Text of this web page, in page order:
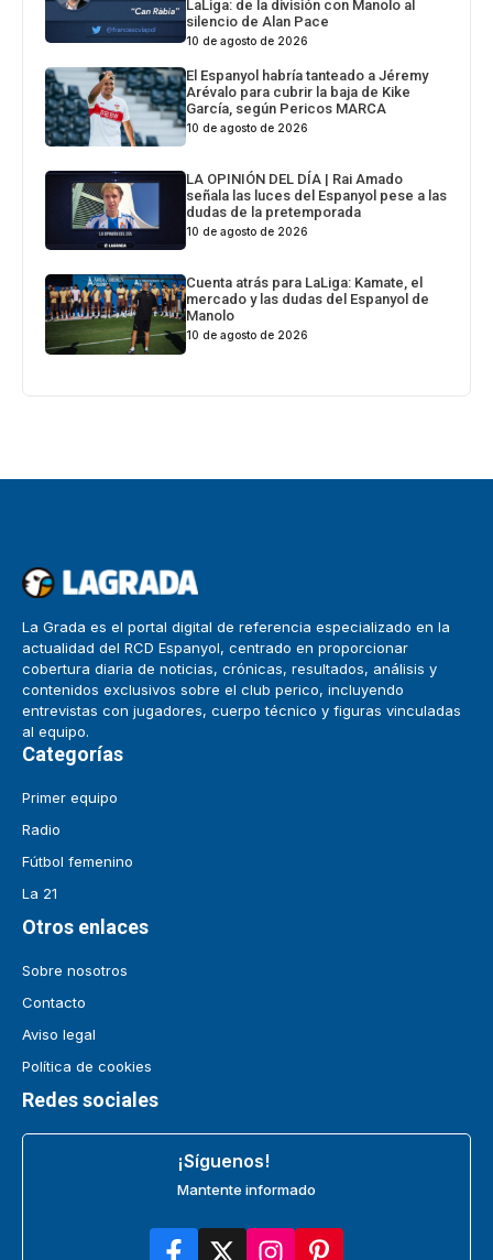
LaLiga: de la división con Manolo al
silencio de Alan Pace
10 de agosto de 2026
El Espanyol habría tanteado a Jéremy
Arévalo para cubrir la baja de Kike
García, según Pericos MARCA
10 de agosto de 2026
LA OPINIÓN DEL DÍA | Rai Amado
señala las luces del Espanyol pese a las
dudas de la pretemporada
10 de agosto de 2026
Cuenta atrás para LaLiga: Kamate, el
mercado y las dudas del Espanyol de
Manolo
10 de agosto de 2026
La Grada es el portal digital de referencia especializado en la
actualidad del RCD Espanyol, centrado en proporcionar
cobertura diaria de noticias, crónicas, resultados, análisis y
contenidos exclusivos sobre el club perico, incluyendo
entrevistas con jugadores, cuerpo técnico y figuras vinculadas
al equipo.
Categorías
Primer equipo
Radio
Fútbol femenino
La 21
Otros enlaces
Sobre nosotros
Contacto
Aviso legal
Política de cookies
Redes sociales
¡Síguenos!
Mantente informado